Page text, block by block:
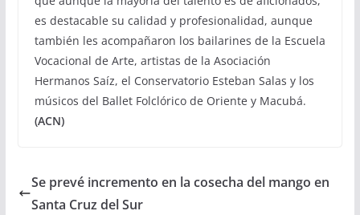
es destacable su calidad y profesionalidad, aunque
también les acompañaron los bailarines de la Escuela
Vocacional de Arte, artistas de la Asociación
Hermanos Saíz, el Conservatorio Esteban Salas y los
músicos del Ballet Folclórico de Oriente y Macubá.
(ACN)
Se prevé incremento en la cosecha del mango en
Santa Cruz del Sur